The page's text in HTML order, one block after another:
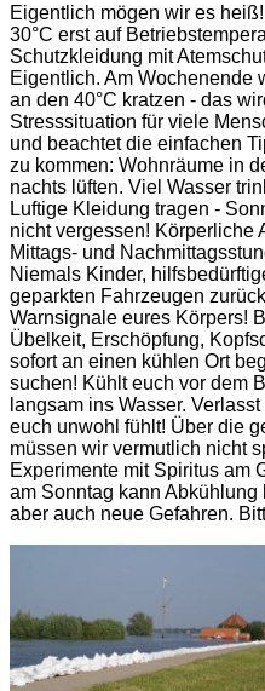
Eigentlich mögen wir es
30°C erst auf
Schutzkleidung mit
Eigentlich. Am Wochenende
an den 40°C kratzen - das
Stresssituation für viele
und beachtet die einfachen
zu kommen: Wohnräume in
nachts lüften. Viel Wasser
Luftige Kleidung tragen -
nicht vergessen! Körperliche
Mittags- und
Niemals Kinder,
geparkten Fahrzeugen
Warnsignale eures Körpers!
Übelkeit, Erschöpfung,
sofort an einen kühlen Ort
suchen! Kühlt euch vor dem
langsam ins Wasser.
euch unwohl fühlt! Über die
müssen wir vermutlich nicht
Experimente mit Spiritus am
am Sonntag kann
aber auch neue Gefahren.